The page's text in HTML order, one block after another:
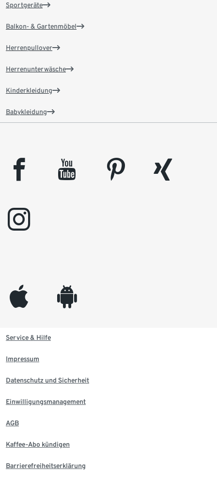
Sportgeräte
Balkon- & Gartenmöbel
Herrenpullover
Herrenunterwäsche
Kinderkleidung
Babykleidung
facebook youtube pinterest
xing
instagram
appleinc android
Service & Hilfe
Impressum
Datenschutz und Sicherheit
Einwilligungsmanagement
AGB
Kaffee-Abo kündigen
Barrierefreiheitserklärung